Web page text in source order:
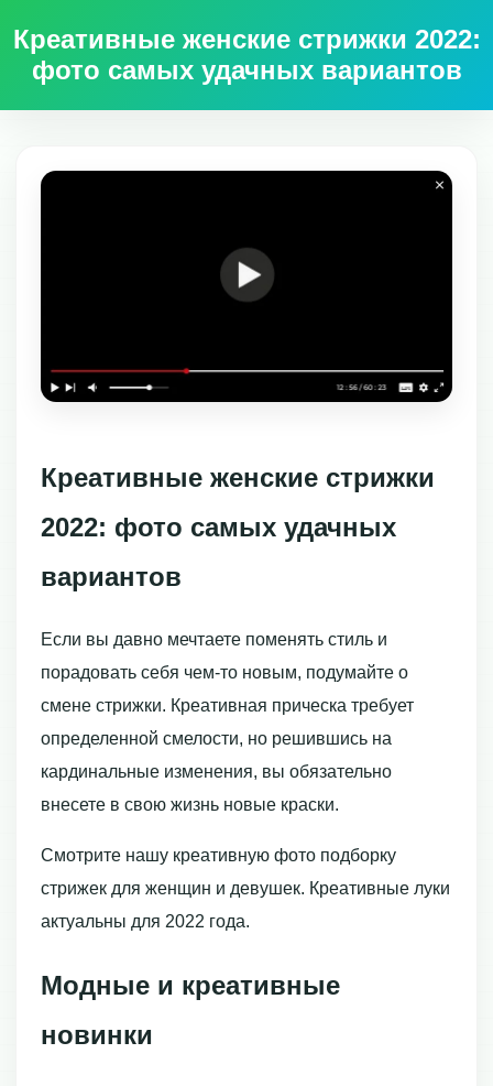
Креативные женские стрижки 2022:
фото самых удачных вариантов
Креативные женские стрижки
2022: фото самых удачных
вариантов
Если вы давно мечтаете поменять стиль и
порадовать себя чем-то новым, подумайте о
смене стрижки. Креативная прическа требует
определенной смелости, но решившись на
кардинальные изменения, вы обязательно
внесете в свою жизнь новые краски.
Смотрите нашу креативную фото подборку
стрижек для женщин и девушек. Креативные луки
актуальны для 2022 года.
Модные и креативные
новинки